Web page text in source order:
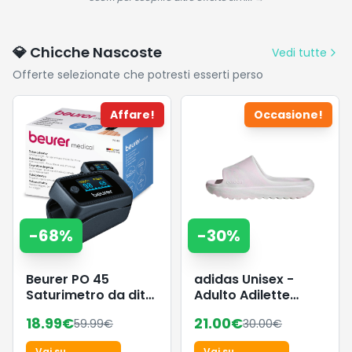
districa e
lascia la
chioma
morbida e
liscia, 1L
💎 Chicche Nascoste
Vedi tutte
Offerte selezionate che potresti esserti perso
Affare!
-68%
Beurer PO 45
Saturimetro da dito
Certificato,
Monitoraggio della
18.99€59.99€
Occasione!
-30%
adidas Unisex -
Adulto Adilette
Distilled Pink/crystal
white/dash grey,
21.00€30.00€